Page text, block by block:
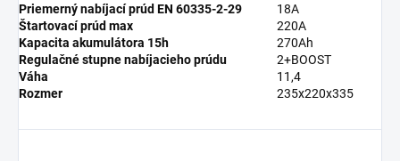
Priemerný nabíjací prúd EN 60335-2-29 18A
Štartovací prúd max
220A
Kapacita akumulátora 15h
270Ah
Regulačné stupne nabíjacieho prúdu
2+BOOST
Váha
11,4
Rozmer
235x220x335